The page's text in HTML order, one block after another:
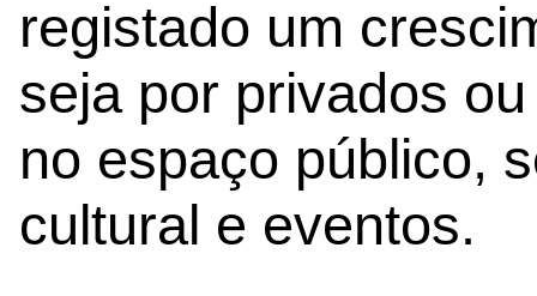
registado um
seja por privados
no espaço público,
cultural e eventos.